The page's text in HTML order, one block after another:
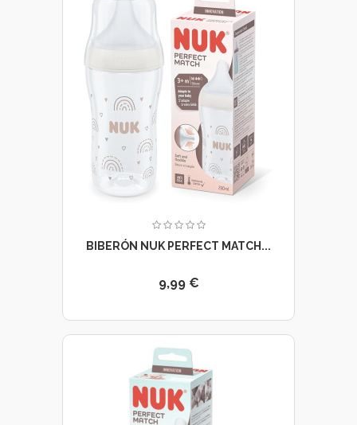
BIBERÓN NUK PERFECT MATCH...
9,99 €